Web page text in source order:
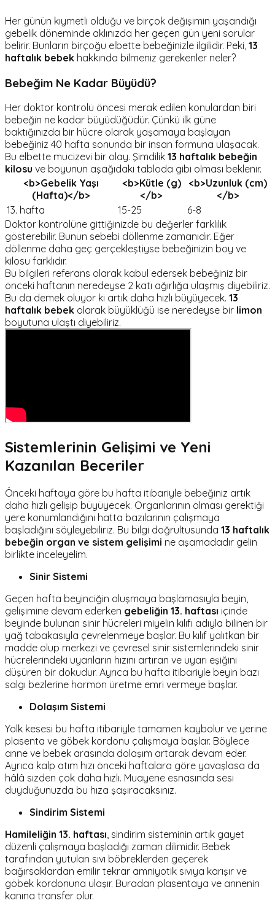
Her günün kıymetli olduğu ve birçok değişimin yaşandığı
gebelik döneminde aklınızda her geçen gün yeni sorular
belirir. Bunların birçoğu elbette bebeğinizle ilgilidir. Peki, 13
haftalık bebek hakkında bilmeniz gerekenler neler?
Bebeğim Ne Kadar Büyüdü?
Her doktor kontrolü öncesi merak edilen konulardan biri
bebeğin ne kadar büyüdüğüdür. Çünkü ilk güne
baktığınızda bir hücre olarak yaşamaya başlayan
bebeğiniz 40 hafta sonunda bir insan formuna ulaşacak.
Bu elbette mucizevi bir olay. Şimdilik 13 haftalık bebeğin
kilosu ve boyunun aşağıdaki tabloda gibi olması beklenir.
<b>Gebelik Yaşı
(Hafta)</b>
<b>Kütle (g)
</b>
<b>Uzunluk (cm)
</b>
13. hafta
15-25
6-8
Doktor kontrolüne gittiğinizde bu değerler farklılık
gösterebilir. Bunun sebebi döllenme zamanıdır. Eğer
döllenme daha geç gerçekleştiyse bebeğinizin boy ve
kilosu farklıdır.
Bu bilgileri referans olarak kabul edersek bebeğiniz bir
önceki haftanın neredeyse 2 katı ağırlığa ulaşmış diyebiliriz.
Bu da demek oluyor ki artık daha hızlı büyüyecek. 13
haftalık bebek olarak büyüklüğü ise neredeyse bir limon
boyutuna ulaştı diyebiliriz.
Sistemlerinin Gelişimi ve Yeni
Kazanılan Beceriler
Önceki haftaya göre bu hafta itibariyle bebeğiniz artık
daha hızlı gelişip büyüyecek. Organlarının olması gerektiği
yere konumlandığını hatta bazılarının çalışmaya
başladığını söyleyebiliriz. Bu bilgi doğrultusunda 13 haftalık
bebeğin organ ve sistem gelişimi ne aşamadadır gelin
birlikte inceleyelim.
Sinir Sistemi
Geçen hafta beyinciğin oluşmaya başlamasıyla beyin,
gelişimine devam ederken gebeliğin 13. haftası içinde
beyinde bulunan sinir hücreleri miyelin kılıfı adıyla bilinen bir
yağ tabakasıyla çevrelenmeye başlar. Bu kılıf yalıtkan bir
madde olup merkezi ve çevresel sinir sistemlerindeki sinir
hücrelerindeki uyarıların hızını artıran ve uyarı eşiğini
düşüren bir dokudur. Ayrıca bu hafta itibariyle beyin bazı
salgı bezlerine hormon üretme emri vermeye başlar.
Dolaşım Sistemi
Yolk kesesi bu hafta itibariyle tamamen kaybolur ve yerine
plasenta ve göbek kordonu çalışmaya başlar. Böylece
anne ve bebek arasında dolaşım artarak devam eder.
Ayrıca kalp atım hızı önceki haftalara göre yavaşlasa da
hâlâ sizden çok daha hızlı. Muayene esnasında sesi
duyduğunuzda bu hıza şaşıracaksınız.
Sindirim Sistemi
Hamileliğin 13. haftası, sindirim sisteminin artık gayet
düzenli çalışmaya başladığı zaman dilimidir. Bebek
tarafından yutulan sıvı böbreklerden geçerek
bağırsaklardan emilir tekrar amniyotik sıvıya karışır ve
göbek kordonuna ulaşır. Buradan plasentaya ve annenin
kanına transfer olur.